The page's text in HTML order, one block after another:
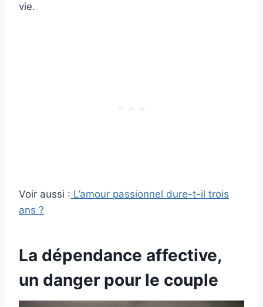
vie.
Voir aussi : L’amour passionnel dure-t-il trois
ans ?
La dépendance affective,
un danger pour le couple